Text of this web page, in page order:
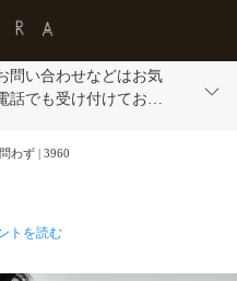
問い合わせなどはお気
話でも受け付けており
わず | 3960
トを読む